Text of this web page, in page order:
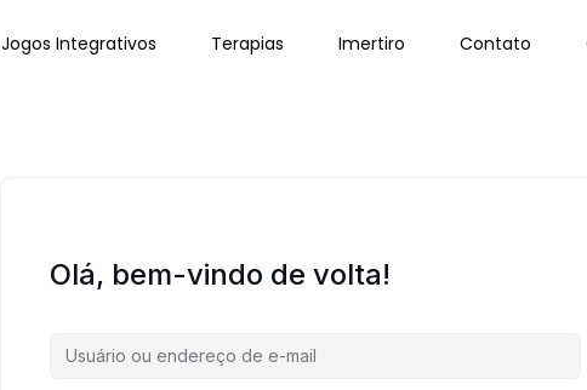
Jogos Integrativos Terapias Imertiro Contato
Olá, bem-vindo de volta!